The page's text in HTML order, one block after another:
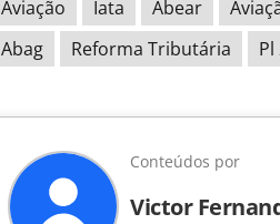
Aviação Iata Abear
Abag
Reforma Tributária
Conteúdos por
Victor